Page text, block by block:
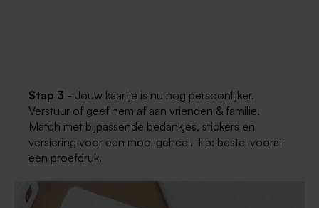
Stap 3 - Jouw kaartje is nu nog persoonlijker.
Verstuur of geef hem af aan vrienden & familie.
Match met bijpassende bedankjes, stickers en
versiering voor een mooi geheel. Tip: bestel vooraf
een proefdruk.